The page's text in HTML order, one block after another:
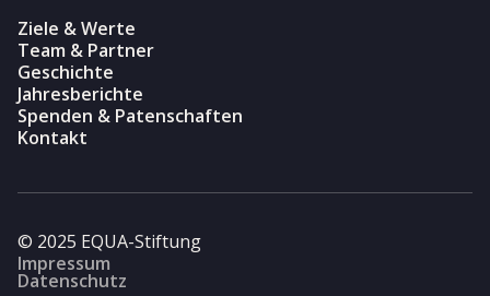
Ziele & Werte
Team & Partner
Geschichte
Jahresberichte
Spenden & Patenschaften
Kontakt
© 2025 EQUA-Stiftung
Impressum
Datenschutz